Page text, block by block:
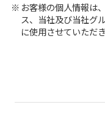
お客様の個人情報は
ス、当社及び当社グ
に使用させていただき